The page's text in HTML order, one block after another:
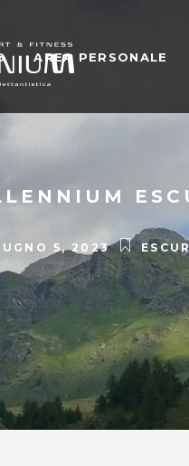
AREA PERSONALE
5, 2023